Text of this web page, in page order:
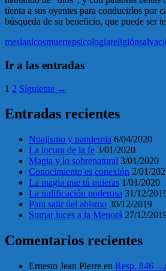
tienta a sus oyentes para conducirlos por
búsqueda de su beneficio, que puede ser
mesianicosmuertepsicologiareligión
Ir a las entradas
1 2 Siguiente →
Entradas recientes
Noajismo y pandemia 6/04/2020
La locura de la fe 3/01/2020
Magia y lo sobrenatural 3/01/2020
Conocimiento es conexión 2/01/
La magia que tú quieras 1/01/2020
La nulificación poderosa 31/12/
Para salir del abismo 30/12/2019
Sumar luces a la Menorá 27/12/
Comentarios recientes
Ernesto Jean Pierre en Resp. 846 –